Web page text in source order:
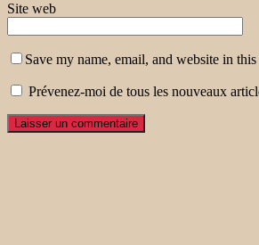
Site web
Save my name, email, and website in
Prévenez-moi de tous les nouveaux